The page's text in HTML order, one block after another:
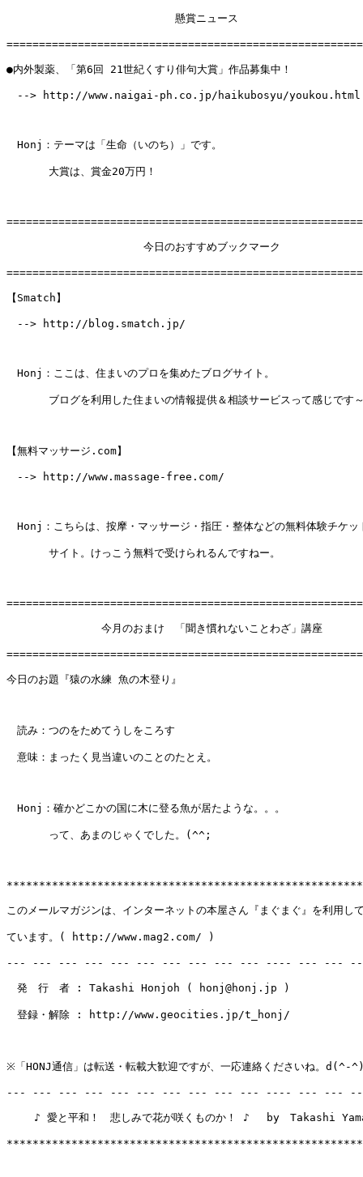
懸賞ニュース
●内外製薬、「第6回 21世紀くすり俳句大賞」作品募集中！
--> http://www.naigai-ph.co.jp/haikubosyu/youkou.html
Honj：テーマは「生命（いのち）」です。
大賞は、賞金20万円！
今日のおすすめブックマーク
【Smatch】
--> http://blog.smatch.jp/
Honj：ここは、住まいのプロを集めたブログサイト。
ブログを利用した住まいの情報提供＆相談サービスって感じです
【無料マッサージ.com】
--> http://www.massage-free.com/
Honj：こちらは、按摩・マッサージ・指圧・整体などの無料体験チケッ
サイト。けっこう無料で受けられるんですねー。
今月のおまけ　「聞き慣れないことわざ」講座
今日のお題『猿の水練 魚の木登り』
読み：つのをためてうしをころす
意味：まったく見当違いのことのたとえ。
Honj：確かどこかの国に木に登る魚が居たような。。。
って、あまのじゃくでした。(^^;
このメールマガジンは、インターネットの本屋さん『まぐまぐ』を利用し
ています。( http://www.mag2.com/ )
--- --- --- --- --- --- --- --- --- --- ---- --- ---
発　行　者 : Takashi Honjoh ( honj@honj.jp )
登録・解除 : http://www.geocities.jp/t_honj/
※「HONJ通信」は転送・転載大歓迎ですが、一応連絡くださいね。d(^-
--- --- --- --- --- --- --- --- --- --- ---- --- ---
♪ 愛と平和！　悲しみで花が咲くものか！ ♪　 by　Takashi